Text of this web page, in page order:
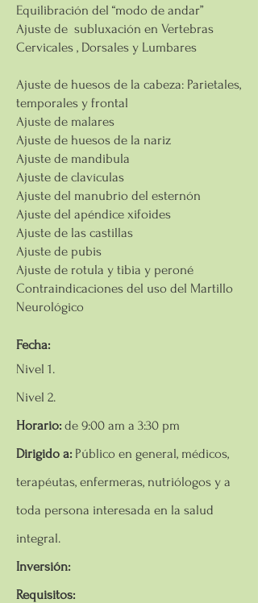
Equilibración del “modo de andar”
Ajuste de subluxación en Vertebras
Cervicales , Dorsales y Lumbares
Ajuste de huesos de la cabeza: Parietales,
temporales y frontal
Ajuste de malares
Ajuste de huesos de la nariz
Ajuste de mandibula
Ajuste de clavículas
Ajuste del manubrio del esternón
Ajuste del apéndice xifoides
Ajuste de las castillas
Ajuste de pubis
Ajuste de rotula y tibia y peroné
Contraindicaciones del uso del Martillo
Neurológico
Fecha:
Nivel 1.
Nivel 2.
Horario: de 9:00 am a 3:30 pm
Dirigido a: Público en general, médicos,
terapéutas, enfermeras, nutriólogos y a
toda persona interesada en la salud
integral.
Inversión:
Requisitos: